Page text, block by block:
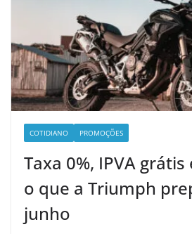
COTIDIANO PROMOÇÕES
Taxa 0%, IPVA
o que a Triumph
junho